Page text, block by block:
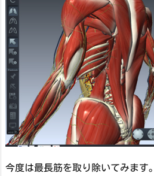
今度は最長筋を取り除いてみます。